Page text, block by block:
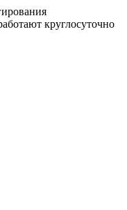
круглосуточно